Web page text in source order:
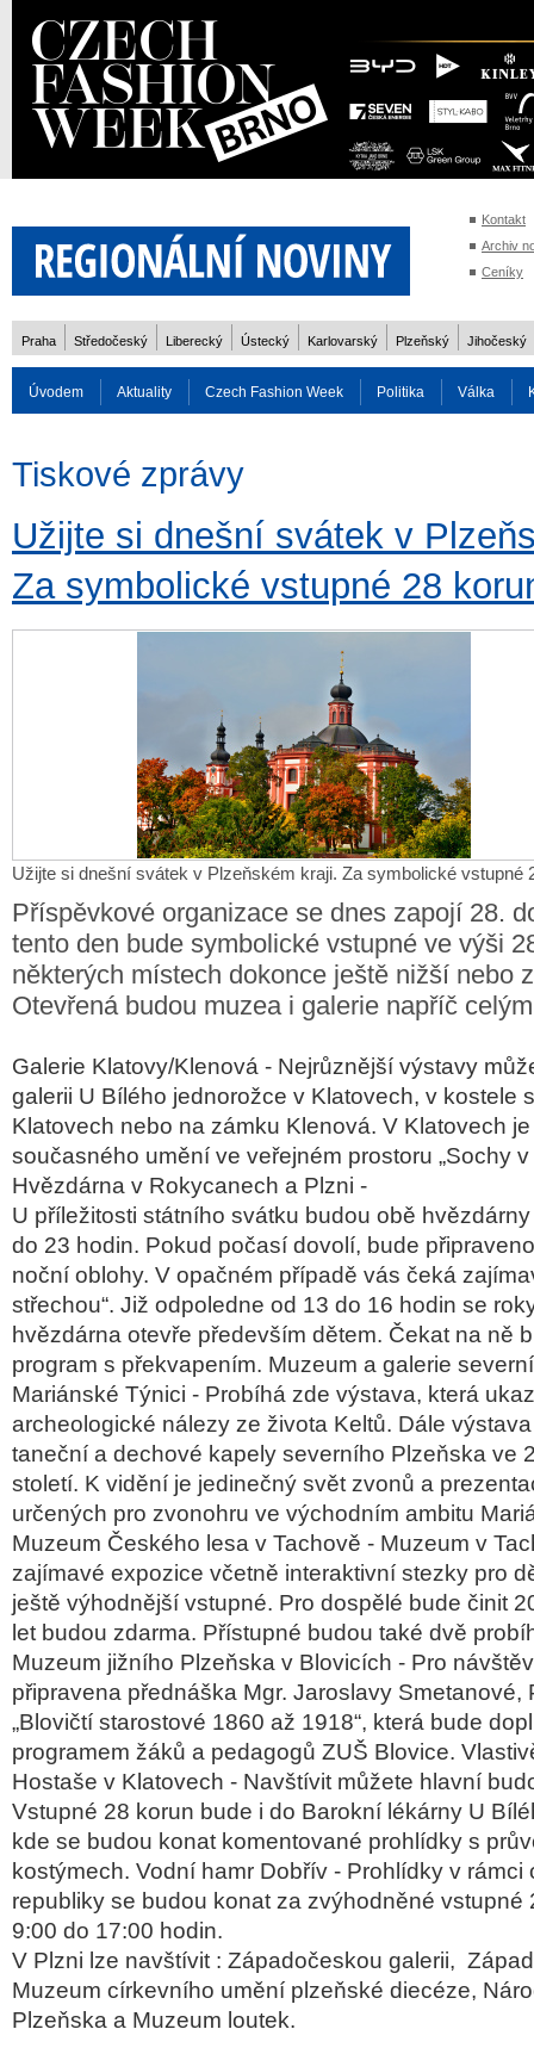
Kontakt
Archiv
Ceníky
Praha Středočeský Liberecký Ústecký Karlovarský Plzeňský Jihočeský
Úvodem Aktuality Czech Fashion Week Politika Válka
Tiskové zprávy
Užijte si dnešní svátek v
Za symbolické vstupné 28
Užijte si dnešní svátek v Plzeňském kraji. Za symbolické vstupné
Příspěvkové organizace se dnes zapojí 28.
tento den bude symbolické vstupné ve výši
některých místech dokonce ještě nižší nebo
Otevřená budou muzea i galerie napříč
Galerie Klatovy/Klenová - Nejrůznější výstavy
galerii U Bílého jednorožce v Klatovech, v kostele
Klatovech nebo na zámku Klenová. V Klatovech
současného umění ve veřejném prostoru „Sochy v
Hvězdárna v Rokycanech a Plzni -
U příležitosti státního svátku budou obě
do 23 hodin. Pokud počasí dovolí, bude
noční oblohy. V opačném případě vás čeká
střechou“. Již odpoledne od 13 do 16 hodin se
hvězdárna otevře především dětem. Čekat na ně
program s překvapením. Muzeum a galerie
Mariánské Týnici - Probíhá zde výstava, která
archeologické nálezy ze života Keltů. Dále
taneční a dechové kapely severního Plzeňska ve
století. K vidění je jedinečný svět zvonů a
určených pro zvonohru ve východním ambitu
Muzeum Českého lesa v Tachově - Muzeum v
zajímavé expozice včetně interaktivní stezky pro
ještě výhodnější vstupné. Pro dospělé bude činit
let budou zdarma. Přístupné budou také dvě
Muzeum jižního Plzeňska v Blovicích - Pro
připravena přednáška Mgr. Jaroslavy Smetanové,
„Blovičtí starostové 1860 až 1918“, která bude
programem žáků a pedagogů ZUŠ Blovice.
Hostaše v Klatovech - Navštívit můžete hlavní
Vstupné 28 korun bude i do Barokní lékárny U
kde se budou konat komentované prohlídky s
kostýmech. Vodní hamr Dobřív - Prohlídky v rámci
republiky se budou konat za zvýhodněné vstupné
9:00 do 17:00 hodin.
V Plzni lze navštívit : Západočeskou galerii,
Muzeum církevního umění plzeňské diecéze,
Plzeňska a Muzeum loutek.